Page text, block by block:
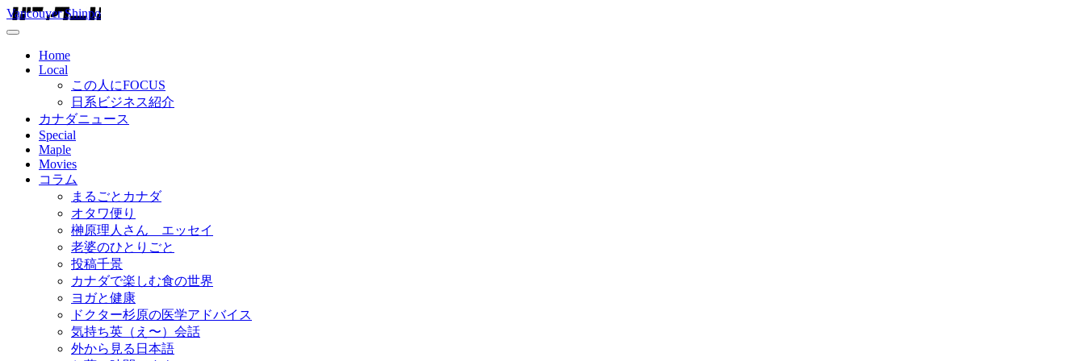
Vancouver Shinpo
Home
Local
この人にFOCUS
日系ビジネス紹介
カナダニュース
Special
Maple
Movies
コラム
まるごとカナダ
オタワ便り
榊原理人さん エッセイ
老婆のひとりごと
投稿千景
カナダで楽しむ食の世界
ヨガと健康
ドクター杉原の医学アドバイス
気持ち英（え〜）会話
外から見る日本語